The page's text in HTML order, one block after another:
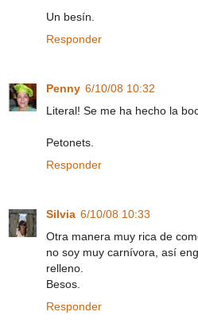
Un besín.
Responder
Penny 6/10/08 10:32
Literal! Se me ha hecho la
Petonets.
Responder
Silvia 6/10/08 10:33
Otra manera muy rica de
no soy muy carnívora, así
relleno.
Besos.
Responder